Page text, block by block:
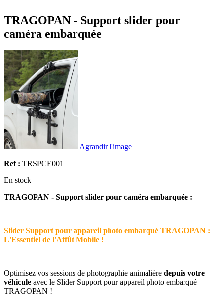
TRAGOPAN - Support slider pour
caméra embarquée
Agrandir l'image
Ref : TRSPCE001
En stock
TRAGOPAN - Support slider pour caméra embarquée :
Slider Support pour appareil photo embarqué TRAGOPAN :
L'Essentiel de l'Affût Mobile !
Optimisez vos sessions de photographie animalière depuis votre
véhicule avec le Slider Support pour appareil photo embarqué
TRAGOPAN !